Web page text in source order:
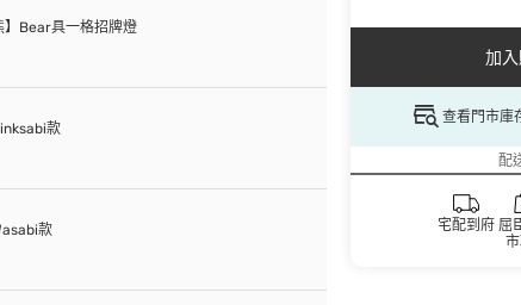
加
查看門市庫
配
宅配到府 屈
】Bear具一格招牌燈
款
款